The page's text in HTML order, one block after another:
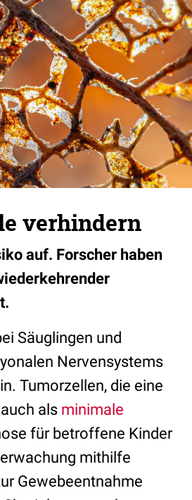
verhindern
auf. Forscher haben
Säuglingen und
Nervensystems
Tumorzellen, die eine
als minimale
für betroffene Kinder
mithilfe
Gewebeentnahme